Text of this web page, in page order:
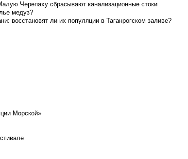
Черепаху сбрасывают канализационные стоки
медуз?
восстановят ли их популяции в Таганрогском заливе?
Морской»